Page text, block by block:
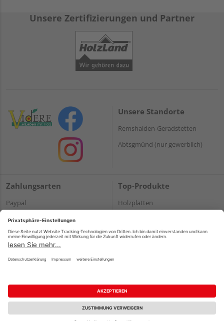
Unsere Zertifizierungen und Partner
Unsere Standorte
Remshalden-Geradstetten
Abtsgmünd (nur gewerblich)
Zahlungsarten
Paypal
Onlineüberweisung
Kreditkarte
Rechnung*
Top-Produkte
Holzplatten
Terrassendielen
Datenschutz AGB
Barrierefreiheitserklärung